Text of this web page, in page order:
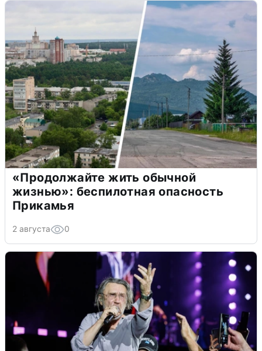
«Продолжайте жить обычной
жизнью»: беспилотная опасность
Прикамья
2 августа 0